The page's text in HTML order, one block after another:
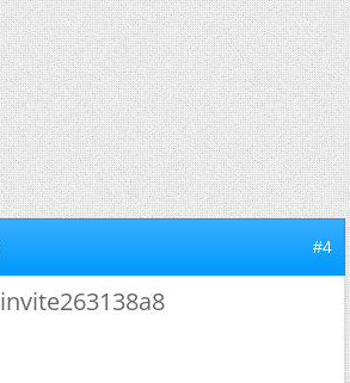
#4
invite263138a8